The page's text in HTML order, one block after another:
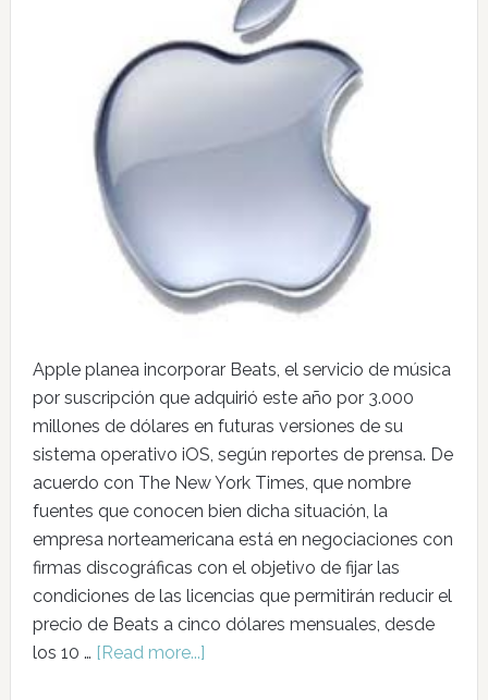
Apple planea incorporar Beats, el servicio de música
por suscripción que adquirió este año por 3.000
millones de dólares en futuras versiones de su
sistema operativo iOS, según reportes de prensa. De
acuerdo con The New York Times, que nombre
fuentes que conocen bien dicha situación, la
empresa norteamericana está en negociaciones con
firmas discográficas con el objetivo de fijar las
condiciones de las licencias que permitirán reducir el
precio de Beats a cinco dólares mensuales, desde
los 10 … [Read more...]